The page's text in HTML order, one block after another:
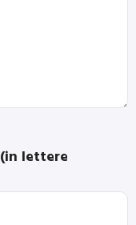
lettere